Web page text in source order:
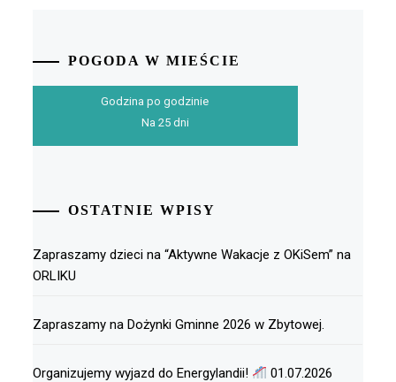
POGODA W MIEŚCIE
Godzina po godzinie
Na 25 dni
OSTATNIE WPISY
Zapraszamy dzieci na “Aktywne Wakacje z OKiSem” na
ORLIKU
Zapraszamy na Dożynki Gminne 2026 w Zbytowej.
Organizujemy wyjazd do Energylandii! 01.07.2026